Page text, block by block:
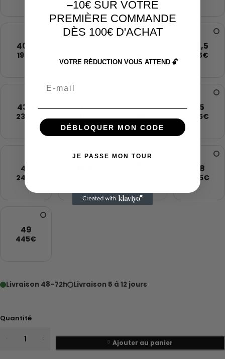
40,5
195€ 245€
42,5
145€
43,5
230€
44
240€
44,5
240€
45
235€
46
245€
48
435€
49
445€
Livraison 48–72h Livraison 5 à 12 jours
Quantité
Ajouter au panier
–10€ SUR VOTRE
PREMIÈRE COMMANDE
DÈS 100€ D'ACHAT
VOTRE RÉDUCTION VOUS ATTEND 🔓
DÉBLOQUER MON CODE
JE PASSE MON TOUR